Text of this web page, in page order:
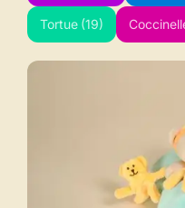
Tortue (19)